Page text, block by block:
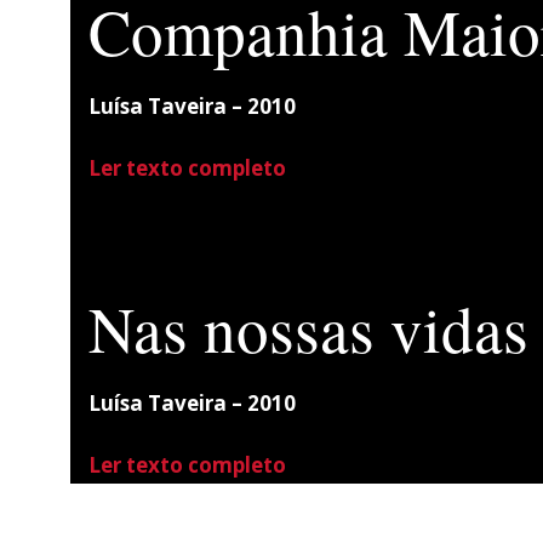
Companhia
Luísa Taveira – 2010
Ler texto completo
Nas nossas vidas
Luísa Taveira – 2010
Ler texto completo